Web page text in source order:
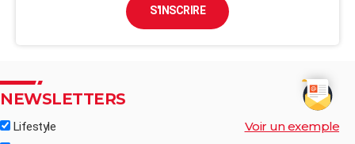
S'INSCRIRE
NEWSLETTERS
Lifestyle Voir un exemple